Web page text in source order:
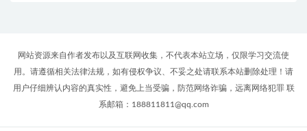
网站资源来自作者发布以及互联网收集，不代表本站立场，仅限学习交流使
用。请遵循相关法律法规，如有侵权争议、不妥之处请联系本站删除处理！请
用户仔细辨认内容的真实性，避免上当受骗，防范网络诈骗，远离网络犯罪 联
系邮箱：188811811@qq.com